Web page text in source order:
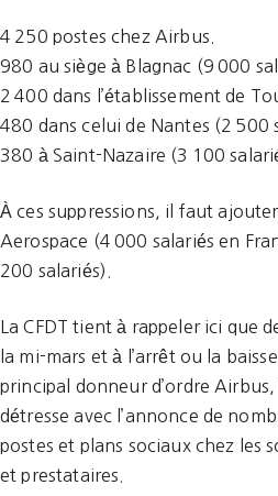
4 250 postes chez Airbus.
980 au siège à Blagnac (9 000
2 400 dans l’établissement de
480 dans celui de Nantes (2 500
380 à Saint-Nazaire (3 100
À ces suppressions, il faut
Aerospace (4 000 salariés en
200 salariés).
La CFDT tient à rappeler ici que
la mi-mars et à l’arrêt ou la
principal donneur d’ordre
détresse avec l’annonce de
postes et plans sociaux chez les
et prestataires.